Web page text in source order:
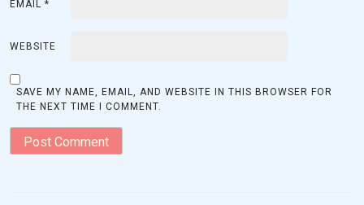
EMAIL *
WEBSITE
SAVE MY NAME, EMAIL, AND WEBSITE IN THIS BROWSER FOR
THE NEXT TIME I COMMENT.